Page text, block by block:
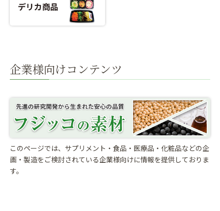
企業様向けコンテンツ
このページでは、サプリメント・食品・医療品・化粧品などの企
画・製造をご検討されている企業様向けに情報を提供しておりま
す。